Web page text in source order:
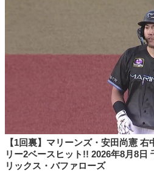
【1回裏】マリーンズ・安田尚憲
リー2ベースヒット!! 2026年8月8日
リックス・バファローズ